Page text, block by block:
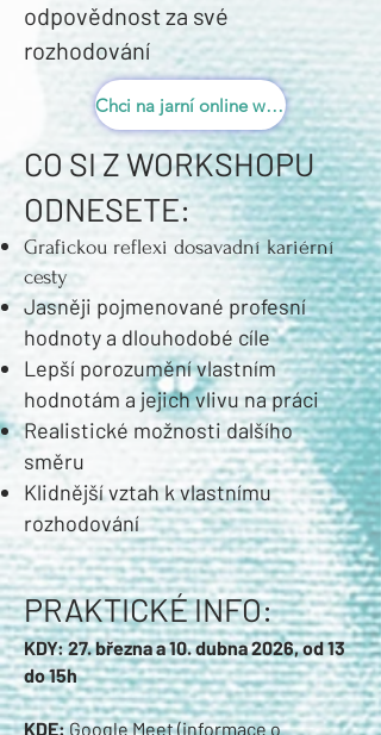
odpovědnost za své
rozhodování
Chci na jarní online workshop
CO SI Z WORKSHOPU
ODNESETE:
Grafickou reflexi dosavadní kariérní
cesty
Jasněji pojmenované profesní
hodnoty a dlouhodobé cíle
Lepší porozumění vlastním
hodnotám a jejich vlivu na práci
Realistické možnosti dalšího
směru
Klidnější vztah k vlastnímu
rozhodování
PRAKTICKÉ INFO:
KDY: 27. března a 10. dubna 2026, od 13
do 15h
KDE:Google Meet (informace o